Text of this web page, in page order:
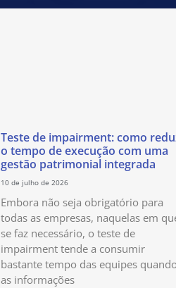
Teste de impairment: como
o tempo de execução com uma
gestão patrimonial integrada
10 de julho de 2026
Embora não seja obrigatório para
todas as empresas, naquelas em
se faz necessário, o teste de
impairment tende a consumir
bastante tempo das equipes quando
as informações